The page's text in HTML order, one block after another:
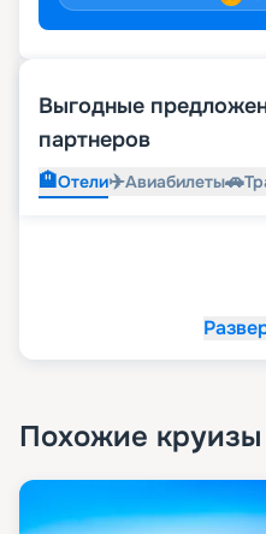
Выгодные
партнеров
🏨Отели✈️Авиабилеты🚗
Похожие круизы